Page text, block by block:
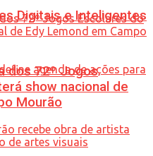
Digitais e Inteligentes
dos 72º Jogos
show nacional de
Mourão